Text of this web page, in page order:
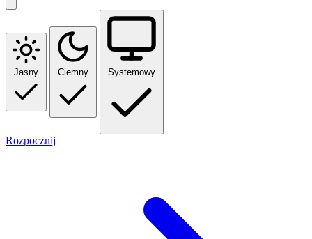
Jasny Ciemny Systemowy
Rozpocznij